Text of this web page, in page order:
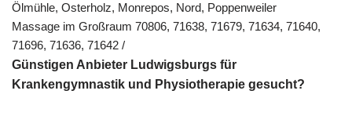
Ölmühle, Osterholz, Monrepos, Nord, Poppenweiler
Massage im Großraum 70806, 71638, 71679, 71634, 71640,
71696, 71636, 71642 /
Günstigen Anbieter Ludwigsburgs für
Krankengymnastik und Physiotherapie gesucht?